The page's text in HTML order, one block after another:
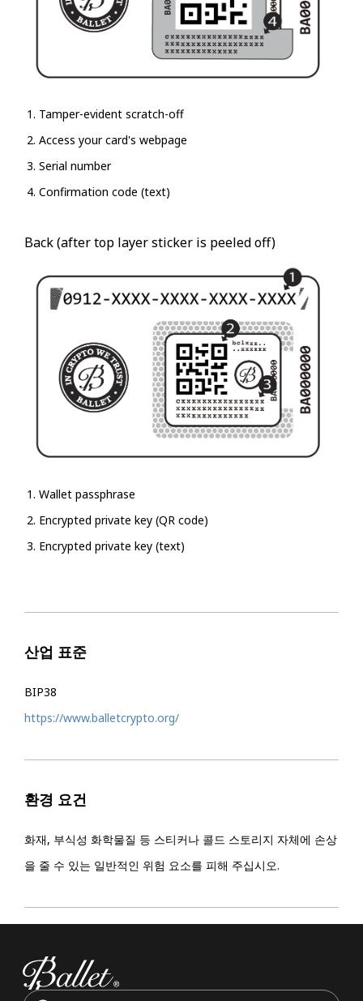
Tamper-evident scratch-off
Access your card's webpage
Serial number
Confirmation code (text)
Back (after top layer sticker is peeled off)
Wallet passphrase
Encrypted private key (QR code)
Encrypted private key (text)
산업 표준
BIP38
https://www.balletcrypto.org/
환경 요건
화재, 부식성 화학물질 등 스티커나 콜드 스토리지 자체에 손상
을 줄 수 있는 일반적인 위험 요소를 피해 주십시오.